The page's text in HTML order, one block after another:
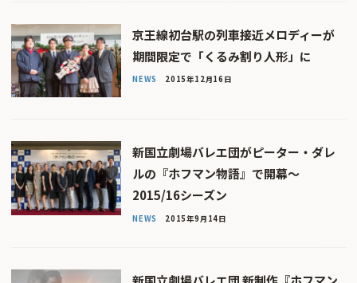
京王線初台駅の列車接近メロディーが
期間限定で「くるみ割り人形」に
NEWS 2015年12月16日
新国立劇場バレエ団がピーター・ダレ
ルの『ホフマン物語』で開幕〜
2015/16シーズン
NEWS 2015年9月14日